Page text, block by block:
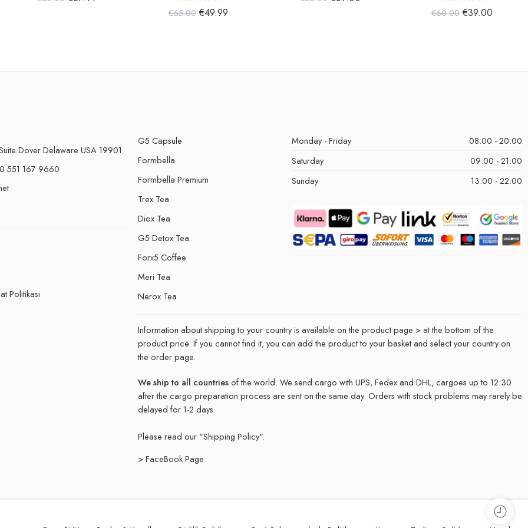
5 üzerinden
5.00oy aldı
€65.00 €49.99 5 üzerinden
5.00oy aldı
€60.00 €39.00
Dover Delaware USA 19901
551 167 9660
Politikası
G5 Capsule
Formbella
Formbella Premium
Trex Tea
Diox Tea
G5 Detox Tea
Forx5 Coffee
Meri Tea
Nerox Tea
Monday - Friday
08:00 - 20:00
Saturday
09:00 - 21:00
Sunday
13:00 - 22:00
Information about shipping to your country is available on the product page > at the bottom of the
product price. If you cannot find it, you can add the product to your basket and select your country on
the order page.
We ship to all countriesof the world. We send cargo with UPS, Fedex and DHL, cargoes up to 12:30
after the cargo preparation process are sent on the same day. Orders with stock problems may rarely be
delayed for 1-2 days.
Please read our "Shipping Policy".
> FaceBook Page